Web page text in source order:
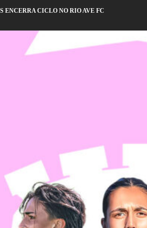
ENCERRA CICLO NO RIO AVE FC